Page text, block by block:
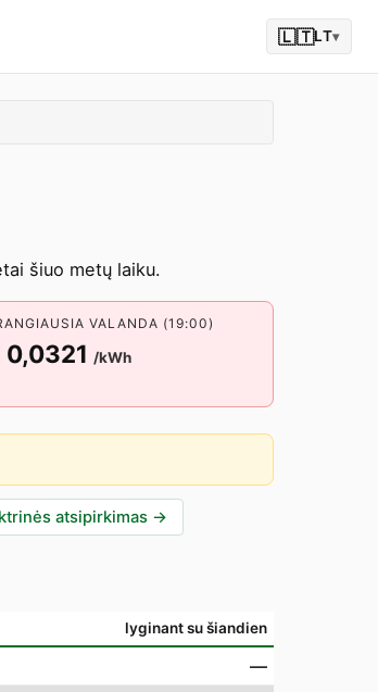
🇱🇹LT▾
šiuo metų laiku.
VALANDA (19:00)
0,0321 /kWh
atsipirkimas →
lyginant su šiandien
—